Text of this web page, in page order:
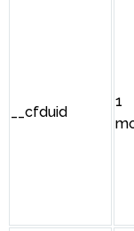
__cfduid
1